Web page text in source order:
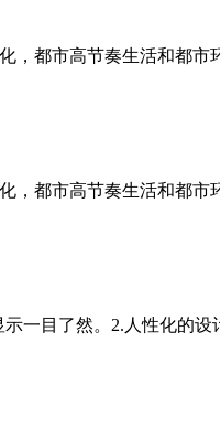
，都市高节奏生活和都
，都市高节奏生活和都
一目了然。2.人性化的